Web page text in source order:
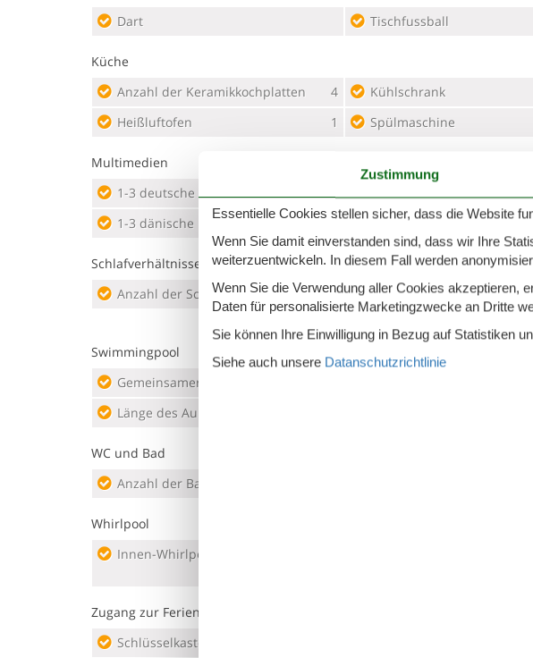
Dart
Tischfussball
Küche
Anzahl der Keramikkochplatten
4
Heißluftofen
1
Kühlschrank
Spülmaschine
Multimedien
1-3 deutsche Kanäle
1-3 dänische Kanäle
Anzahl der Fernseher
Apple TV
Schlafverhältnisse
Anzahl der Schlafzimmer
4
Doppelbett (Anzahl der
Swimmingpool
Gemeinsamer Außenpool
Länge des Außenpools
WC und Bad
Anzahl der Badezimmer
Whirlpool
Innen-Whirlpool (Anzahl Personen)
Zugang zur Ferienunterkunft
Schlüsselkasten mit Code
Zustimmung
Essentielle Cookies stellen sicher, dass die Website
Wenn Sie damit einverstanden sind, dass wir Ihre
weiterzuentwickeln. In diesem Fall werden
Wenn Sie die Verwendung aller Cookies akzeptieren,
Daten für personalisierte Marketingzwecke an Dritte
Sie können Ihre Einwilligung in Bezug auf Statistiken
Siehe auch unsere Datanschutzrichtlinie